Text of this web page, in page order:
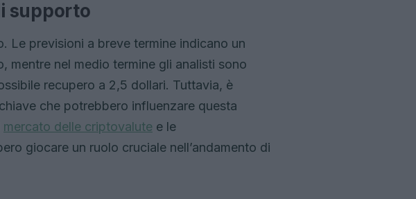
supporto
Le previsioni a breve termine indicano un
mentre nel medio termine gli analisti sono
recupero a 2,5 dollari. Tuttavia, è
che potrebbero influenzare questa
mercato delle criptovalute e le
giocare un ruolo cruciale nell’andamento di